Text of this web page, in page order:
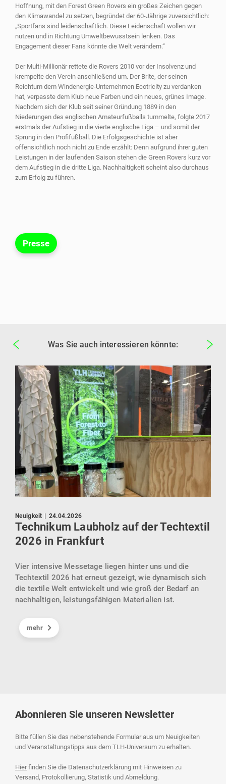
Hoffnung, mit den Forest Green Rovers ein großes Zeichen gegen
den Klimawandel zu setzen, begründet der 60-Jährige zuversichtlich:
„Sportfans sind leidenschaftlich. Diese Leidenschaft wollen wir
nutzen und in Richtung Umweltbewusstsein lenken. Das
Engagement dieser Fans könnte die Welt verändern.“
Der Multi-Millionär rettete die Rovers 2010 vor der Insolvenz und
krempelte den Verein anschließend um. Der Brite, der seinen
Reichtum dem Windenergie-Unternehmen Ecotricity zu verdanken
hat, verpasste dem Klub neue Farben und ein neues, grünes Image.
Nachdem sich der Klub seit seiner Gründung 1889 in den
Niederungen des englischen Amateurfußballs tummelte, folgte 2017
erstmals der Aufstieg in die vierte englische Liga – und somit der
Sprung in den Profifußball. Die Erfolgsgeschichte ist aber
offensichtlich noch nicht zu Ende erzählt: Denn aufgrund ihrer guten
Leistungen in der laufenden Saison stehen die Green Rovers kurz vor
dem Aufstieg in die dritte Liga. Nachhaltigkeit scheint also durchaus
zum Erfolg zu führen.
Presse
Was Sie auch interessieren könnte:
Neuigkeit | 24.04.2026
Technikum Laubholz auf der Techtextil
2026 in Frankfurt
Vier intensive Messetage liegen hinter uns und die
Techtextil 2026 hat erneut gezeigt, wie dynamisch sich
die textile Welt entwickelt und wie groß der Bedarf an
nachhaltigen, leistungsfähigen Materialien ist.
mehr
Abonnieren Sie unseren Newsletter
Bitte füllen Sie das nebenstehende Formular aus um Neuigkeiten
und Veranstaltungstipps aus dem TLH-Universum zu erhalten.
Hierfinden Sie die Datenschutzerklärung mit Hinweisen zu
Versand, Protokollierung, Statistik und Abmeldung.